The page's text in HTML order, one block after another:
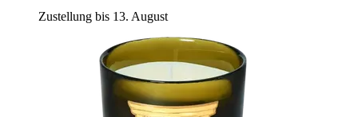
Zustellung bis 13. August